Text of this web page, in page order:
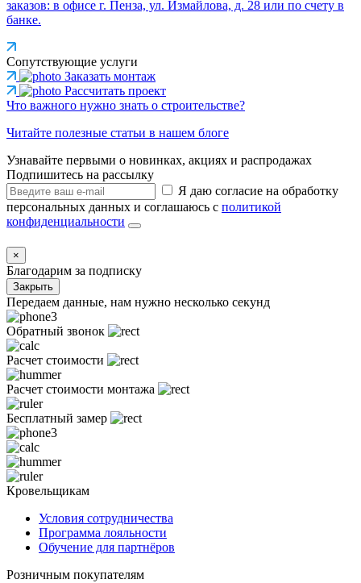
заказов: в офисе г. Пенза, ул. Измайлова, д. 28 или по счету в
банке.
Сопутствующие услуги
Заказать монтаж
Рассчитать проект
Что важного нужно знать о строительстве?
Читайте полезные статьи в нашем блоге
Узнавайте первыми о новинках, акциях и распродажах
Подпишитесь на рассылку
Я даю согласие на обработку
персональных данных и соглашаюсь с политикой
конфиденциальности
×
Благодарим за подписку
Закрыть
Передаем данные, нам нужно несколько секунд
Обратный звонок
Расчет стоимости
Расчет стоимости монтажа
Бесплатный замер
Кровельщикам
Условия сотрудничества
Программа лояльности
Обучение для партнёров
Розничным покупателям